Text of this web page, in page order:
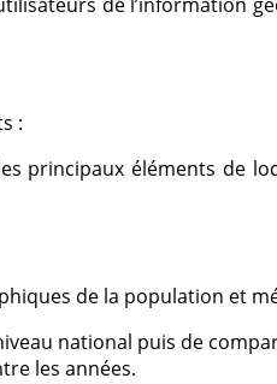
:
principaux éléments de
de la population et
national puis de
les années.